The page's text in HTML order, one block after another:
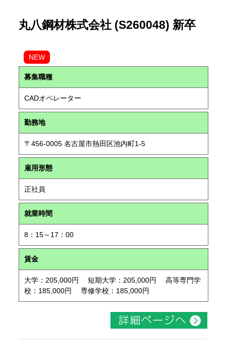
丸八鋼材株式会社 (S260048) 新卒
NEW
募集職種
CADオペレーター
勤務地
〒456-0005 名古屋市熱田区池内町1-5
雇用形態
正社員
就業時間
8：15～17：00
賃金
大学：205,000円 短期大学：205,000円 高等専門学
校：185,000円 専修学校：185,000円